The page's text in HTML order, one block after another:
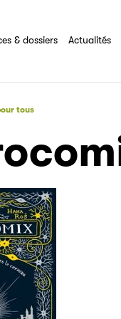
& dossiers Actualités
pour tous
tous